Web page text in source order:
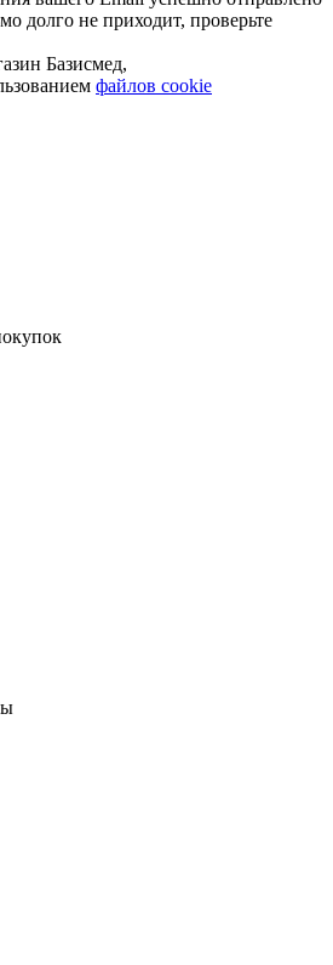
долго не приходит, проверьте
Базисмед,
файлов cookie